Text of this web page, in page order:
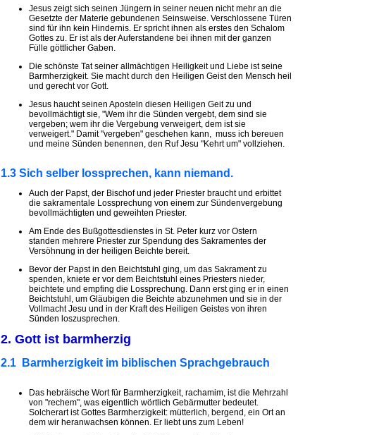
Jesus zeigt sich seinen Jüngern in seiner neuen nicht mehr an die
Gesetzte der Materie gebundenen Seinsweise. Verschlossene Türen
sind für ihn kein Hindernis. Er spricht ihnen als erstes den Schalom
Gottes zu. Er ist als der Auferstandene bei ihnen mit der ganzen
Fülle göttlicher Gaben.
Die schönste Tat seiner allmächtigen Heiligkeit und Liebe ist seine
Barmherzigkeit. Sie macht durch den Heiligen Geist den Mensch heil
und gerecht vor Gott.
Jesus haucht seinen Aposteln diesen Heiligen Geit zu und
bevollmächtigt sie, "Wem ihr die Sünden vergebt, dem sind sie
vergeben; wem ihr die Vergebung verweigert, dem ist sie
verweigert." Damit "vergeben" geschehen kann, muss ich bereuen
und meine Sünden benennen, den Ruf Jesu "Kehrt um" vollziehen.
1.3 Sich selber lossprechen, kann niemand.
Auch der Papst, der Bischof und jeder Priester braucht und erbittet
die sakramentale Lossprechung von einem zur Sündenvergebung
bevollmächtigten und geweihten Priester.
Am Ende des Bußgottesdienstes in St. Peter kurz vor Ostern
standen mehrere Priester zur Spendung des Sakramentes der
Versöhnung in der heiligen Beichte bereit.
Bevor der Papst in den Beichtstuhl ging, um das Sakrament zu
spenden, kniete er vor dem Beichtstuhl eines Priesters nieder,
beichtete und empfing die Lossprechung. Dann erst ging er in einen
Beichtstuhl, um Gläubigen die Beichte abzunehmen und sie in der
Vollmacht Jesu und in der Kraft des Heiligen Geistes von ihren
Sünden loszusprechen.
2. Gott ist barmherzig
2.1 Barmherzigkeit im biblischen Sprachgebrauch
Das hebräische Wort für Barmherzigkeit, rachamim, ist die Mehrzahl
von "rechem", was eigentlich wörtlich Gebärmutter bedeutet.
Solcherart ist Gottes Barmherzigkeit: mütterlich, bergend, ein Ort an
dem wir heranwachsen können. Er liebt uns zum Leben!